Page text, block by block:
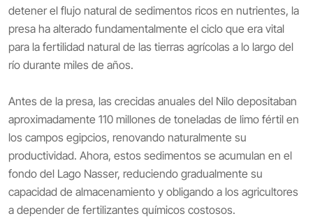
detener el flujo natural de sedimentos ricos en nutrientes, la
presa ha alterado fundamentalmente el ciclo que era vital
para la fertilidad natural de las tierras agrícolas a lo largo del
río durante miles de años.
Antes de la presa, las crecidas anuales del Nilo depositaban
aproximadamente 110 millones de toneladas de limo fértil en
los campos egipcios, renovando naturalmente su
productividad. Ahora, estos sedimentos se acumulan en el
fondo del Lago Nasser, reduciendo gradualmente su
capacidad de almacenamiento y obligando a los agricultores
a depender de fertilizantes químicos costosos.